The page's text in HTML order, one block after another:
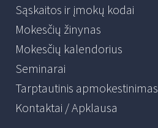
Sąskaitos ir įmokų kodai
Mokesčių žinynas
Mokesčių kalendorius
Seminarai
Tarptautinis apmokestinimas
Kontaktai / Apklausa